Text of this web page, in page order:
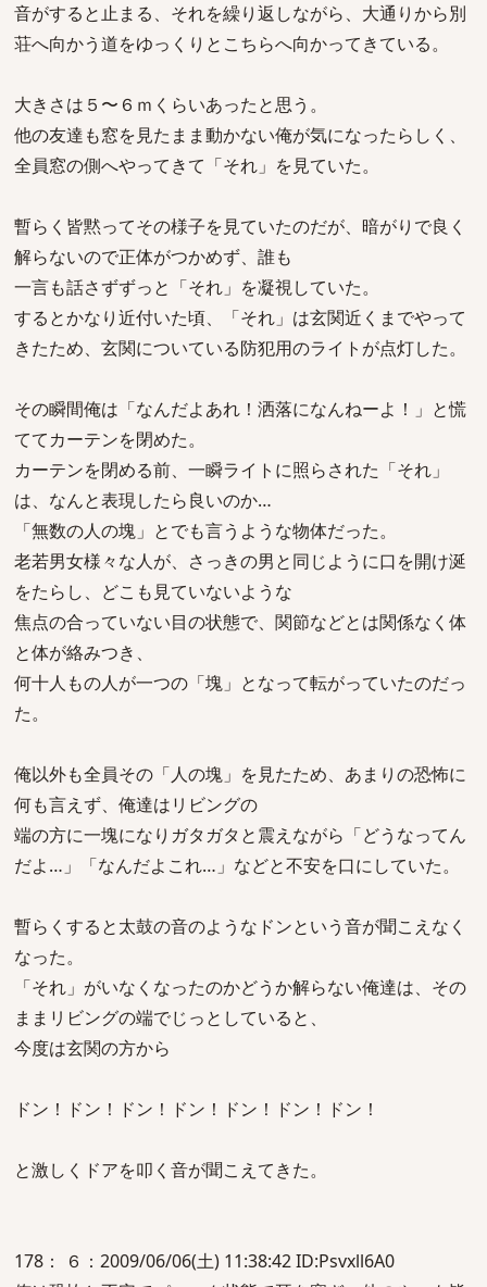
音がすると止まる、それを繰り返しながら、大通りから別
荘へ向かう道をゆっくりとこちらへ向かってきている。
大きさは５〜６ｍくらいあったと思う。
他の友達も窓を見たまま動かない俺が気になったらしく、
全員窓の側へやってきて「それ」を見ていた。
暫らく皆黙ってその様子を見ていたのだが、暗がりで良く
解らないので正体がつかめず、誰も
一言も話さずずっと「それ」を凝視していた。
するとかなり近付いた頃、「それ」は玄関近くまでやって
きたため、玄関についている防犯用のライトが点灯した。
その瞬間俺は「なんだよあれ！洒落になんねーよ！」と慌
ててカーテンを閉めた。
カーテンを閉める前、一瞬ライトに照らされた「それ」
は、なんと表現したら良いのか…
「無数の人の塊」とでも言うような物体だった。
老若男女様々な人が、さっきの男と同じように口を開け涎
をたらし、どこも見ていないような
焦点の合っていない目の状態で、関節などとは関係なく体
と体が絡みつき、
何十人もの人が一つの「塊」となって転がっていたのだっ
た。
俺以外も全員その「人の塊」を見たため、あまりの恐怖に
何も言えず、俺達はリビングの
端の方に一塊になりガタガタと震えながら「どうなってん
だよ…」「なんだよこれ…」などと不安を口にしていた。
暫らくすると太鼓の音のようなドンという音が聞こえなく
なった。
「それ」がいなくなったのかどうか解らない俺達は、その
ままリビングの端でじっとしていると、
今度は玄関の方から
ドン！ドン！ドン！ドン！ドン！ドン！ドン！
と激しくドアを叩く音が聞こえてきた。
178： ６：2009/06/06(土) 11:38:42 ID:Psvxll6A0